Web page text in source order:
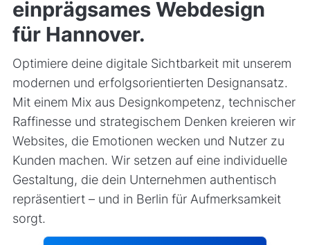
einprägsames Webdesign
für Hannover.
Optimiere deine digitale Sichtbarkeit mit unserem
modernen und erfolgsorientierten Designansatz.
Mit einem Mix aus Designkompetenz, technischer
Raffinesse und strategischem Denken kreieren wir
Websites, die Emotionen wecken und Nutzer zu
Kunden machen. Wir setzen auf eine individuelle
Gestaltung, die dein Unternehmen authentisch
repräsentiert – und in Berlin für Aufmerksamkeit
sorgt.